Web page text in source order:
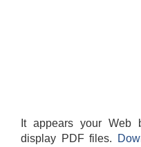
It appears your Web
display PDF files.